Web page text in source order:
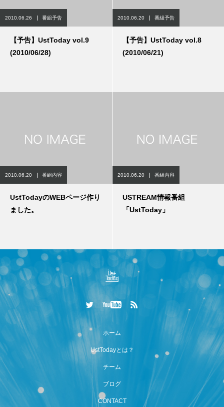
2010.06.26 番組予告
【予告】UstToday vol.9
(2010/06/28)
2010.06.20 番組予告
【予告】UstToday vol.8
(2010/06/21)
2010.06.20 番組内容
UstTodayのWEBページ作り
ました。
2010.06.20 番組内容
USTREAM情報番組
「UstToday」
ホーム
UstTodayとは？
チーム
ブログ
CONTACT